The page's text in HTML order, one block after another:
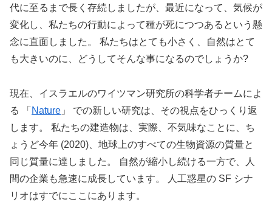
代に至るまで長く存続しましたが、最近になって、気候が
変化し、私たちの行動によって種が死につつあるという懸
念に直面しました。 私たちはとても小さく、自然はとて
も大きいのに、どうしてそんな事になるのでしょうか?
現在、イスラエルのワイツマン研究所の科学者チームによ
る 「 Nature 」 での新しい研究は、その視点をひっくり返
します。 私たちの建造物は、実際、不気味なことに、ち
ょうど今年 (2020)、地球上のすべての生物資源の質量と
同じ質量に達しました。 自然が縮小し続ける一方で、人
間の企業も急速に成長しています。 人工惑星の SF シナ
リオはすでにここにあります。